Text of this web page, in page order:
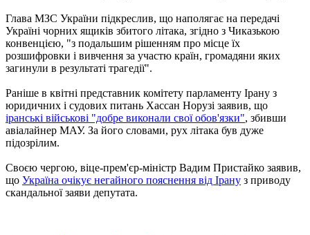
Глава МЗС України підкреслив, що наполягає на передачі
Україні чорних ящиків збитого літака, згідно з Чиказькою
конвенцією, "з подальшим рішенням про місце їх
розшифровки і вивчення за участю країн, громадяни яких
загинули в результаті трагедії".
Раніше в квітні представник комітету парламенту Ірану з
юридичних і судових питань Хассан Норузі заявив, що
іранські військові "добре виконали свої обов'язки", збивши
авіалайнер МАУ. За його словами, рух літака був дуже
підозрілим.
Своєю чергою, віце-прем'єр-міністр Вадим Пристайко заявив,
що Україна очікує негайного пояснення від Ірану з приводу
скандальної заяви депутата.